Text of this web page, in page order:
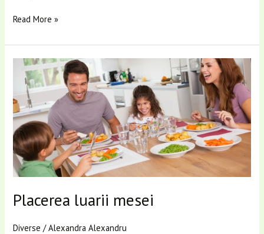
Read More »
Placerea luarii mesei
Diverse /Alexandra Alexandru
Placerea
luarii
mesei